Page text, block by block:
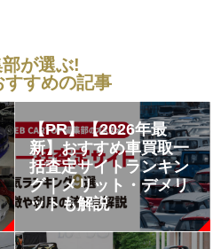
が選ぶ!
すすめの記事
【PR】【2026年最
新】おすすめ車買取一
括査定サイトランキン
グ｜メリット・デメリ
ットも解説